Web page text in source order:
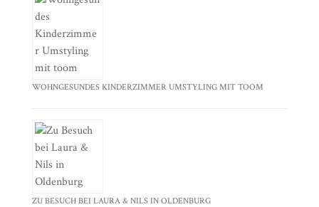
WOHNGESUNDES KINDERZIMMER UMSTYLING MIT TOOM
ZU BESUCH BEI LAURA & NILS IN OLDENBURG